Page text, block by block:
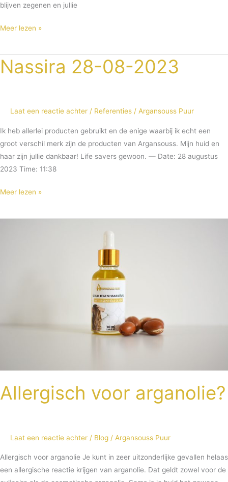
blijven zegenen en jullie
Meer lezen »
Nassira 28-08-2023
Laat een reactie achter / Referenties / Argansouss Puur
Ik heb allerlei producten gebruikt en de enige waarbij ik echt een
groot verschil merk zijn de producten van Argansouss. Mijn huid en
haar zijn jullie dankbaar! Life savers gewoon. — Date: 28 augustus
2023 Time: 11:38
Nassira
28-
Meer lezen »
Allergisch voor arganolie?
Laat een reactie achter / Blog / Argansouss Puur
Allergisch voor arganolie Je kunt in zeer uitzonderlijke gevallen helaas
een allergische reactie krijgen van arganolie. Dat geldt zowel voor de